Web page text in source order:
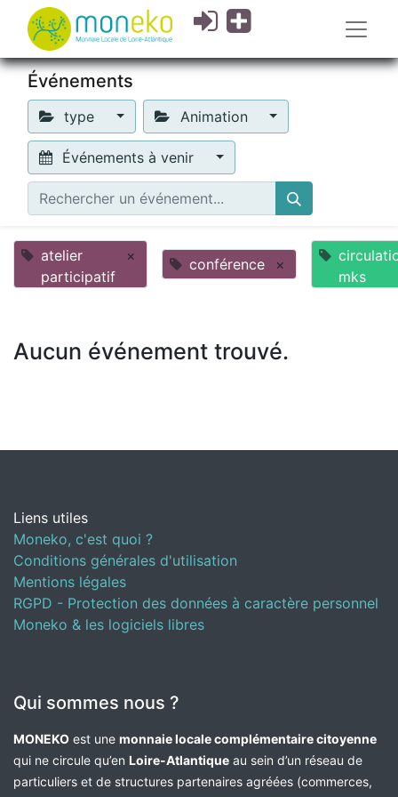
Événements
type Animation
Événements à venir
atelier
participatif
× conférence ×
mks
Aucun événement trouvé.
Liens utiles
Moneko, c'est quoi ?
Conditions générales d'utilisation
Mentions légales
RGPD - Protection des données à caractère personnel
Moneko & les logiciels libres
Qui sommes nous ?
MONEKO est une monnaie locale complémentaire citoyenne
qui ne circule qu’en Loire-Atlantique au sein d’un réseau de
particuliers et de structures partenaires agréées (commerces,